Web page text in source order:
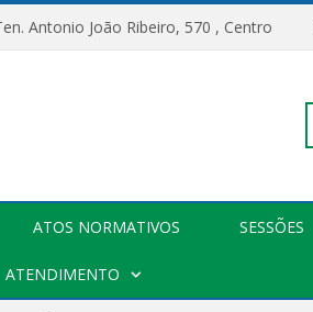
Antonio João Ribeiro, 570 , Centro
ATOS NORMATIVOS SESSÕES
ATENDIMENTO